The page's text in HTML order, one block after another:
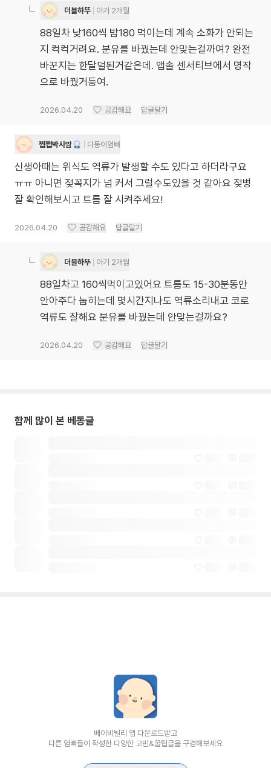
더블하뚜 아기 2개월
88일차 낮160씩 밤180 먹이는데 계속 소화가 안되는
지 컥컥거려요. 분유를 바꿨는데 안맞는걸까여? 완전
바꾼지는 한달덜된거같은데. 앱솔 센서티브에서 명작
으로 바꿨거등여.
2026.04.20 공감해요 답글달기
쩝쩝박사맘 다둥이엄빠
신생아때는 위식도 역류가 발생할 수도 있다고 하더라구요
ㅠㅠ 아니면 젖꼭지가 넘 커서 그럴수도있을 것 같아요 젖병
잘 확인해보시고 트름 잘 시켜주세요!
2026.04.20 공감해요 답글달기
더블하뚜 아기 2개월
88일차고 160씩먹이고있어요 트름도 15-30분동안
안아주다 눕히는데 몇시간지나도 역류소리내고 코로
역류도 잘해요 분유를 바꿨는데 안맞는걸까요?
2026.04.20 공감해요 답글달기
함께 많이 본 베동글
베이비빌리 앱 다운로드받고
다른 엄빠들이 작성한 다양한 고민&꿀팁글을 구경해보세요